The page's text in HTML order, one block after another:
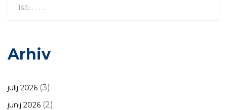
Arhiv
julij 2026 (3)
junij 2026 (2)